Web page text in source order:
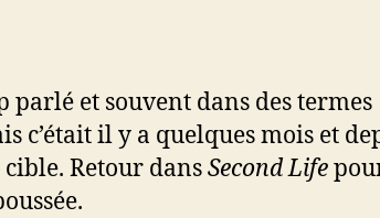
parlé et souvent dans des termes
c’était il y a quelques mois et
Retour dansSecond Life